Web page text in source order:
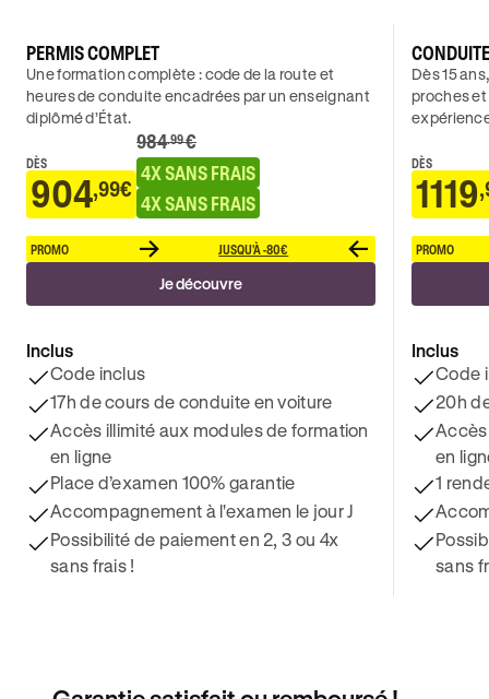
PERMIS COMPLET
Une formation complète : code de la route et
heures de conduite encadrées par un enseignant
diplômé d’État.
DÈS
904,99€
984 .99€
4X SANS FRAIS
4X SANS FRAIS
PROMO JUSQU'À -80€
Je découvre
Inclus
Code inclus
17h de cours de conduite en voiture
Accès illimité aux modules de formation
en ligne
Place d’examen 100% garantie
Accompagnement à l'examen le jour J
Possibilité de paiement en 2, 3 ou 4x
sans frais !
Dès 15
proches
DÈS
1119
PROMO
Inclus
Code
20h
en
1
sans